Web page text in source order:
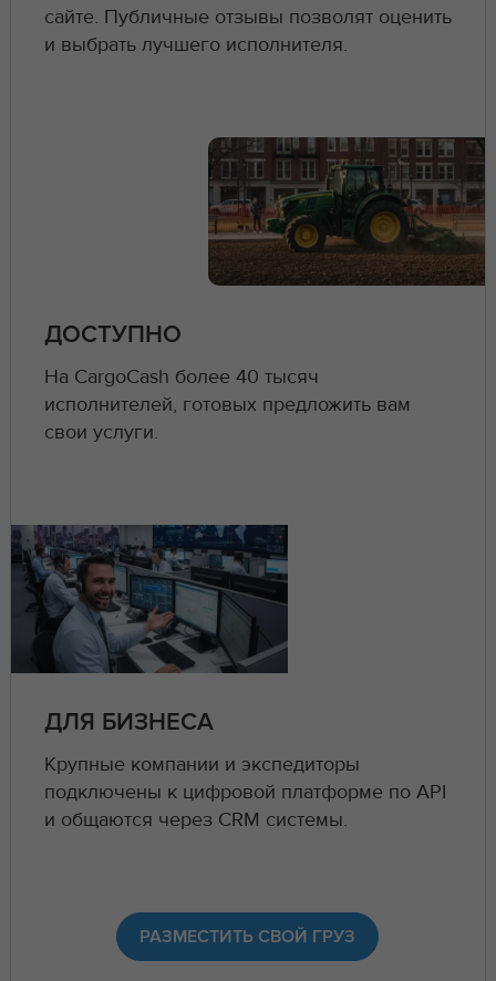
сайте. Публичные отзывы позволят оценить
и выбрать лучшего исполнителя.
ДОСТУПНО
На CargoCash более 40 тысяч
исполнителей, готовых предложить вам
свои услуги.
ДЛЯ БИЗНЕСА
Крупные компании и экспедиторы
подключены к цифровой платформе по API
и общаются через CRM системы.
РАЗМЕСТИТЬ СВОЙ ГРУЗ